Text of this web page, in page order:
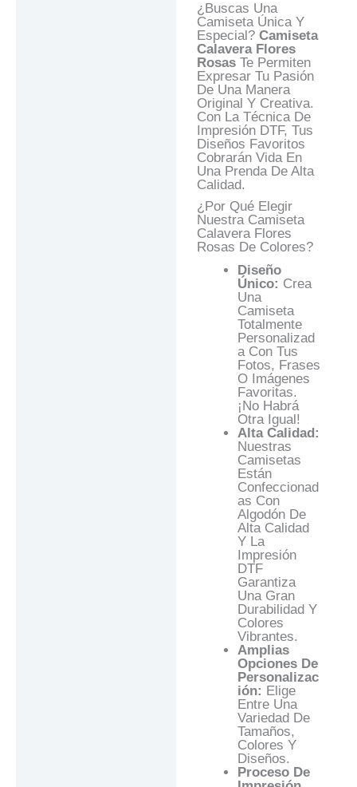
¿Buscas Una
Camiseta Única Y
Especial?Camiseta
Calavera Flores
Rosas Te Permiten
Expresar Tu Pasión
De Una Manera
Original Y Creativa.
Con La Técnica De
Impresión DTF, Tus
Diseños Favoritos
Cobrarán Vida En
Una Prenda De Alta
Calidad.
¿Por Qué Elegir
Nuestra Camiseta
Calavera Flores
Rosas De Colores?
Diseño
Único: Crea
Una
Camiseta
Totalmente
Personalizad
A Con Tus
Fotos, Frases
O Imágenes
Favoritas.
¡No Habrá
Otra Igual!
Alta Calidad:
Nuestras
Camisetas
Están
Confeccionad
As Con
Algodón De
Alta Calidad
Y La
Impresión
DTF
Garantiza
Una Gran
Durabilidad Y
Colores
Vibrantes.
Amplias
Opciones De
Personalizac
Ión: Elige
Entre Una
Variedad De
Tamaños,
Colores Y
Diseños.
Proceso De